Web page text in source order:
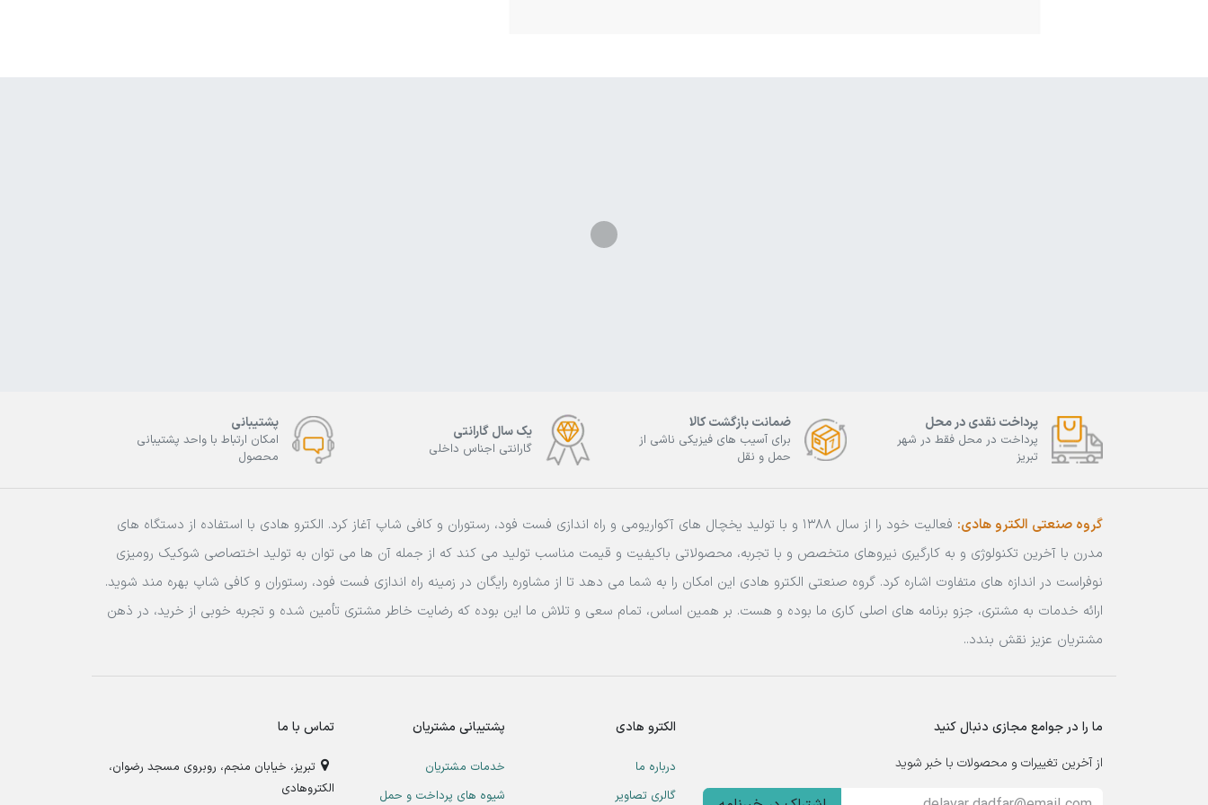
پرداخت نقدی در محل
پرداخت در محل فقط در شهر
تبریز
ضمانت بازگشت کالا
برای آسیب های فیزیکی ناشی از
حمل و نقل
یک سال گارانتی
گارانتی اجناس داخلی
پشتیبانی
امکان ارتباط با واحد پشتیبانی
محصول
گروه صنعتی الکترو هادی:
فعالیت خود را از سال 1388 و با تولید یخچال های آکواریومی و راه اندازی فست فود، رستوران و کافی شاپ آغاز کرد. الکترو هادی با استفاده از دستگاه های
مدرن با آخرین تکنولوژی و به کارگیری نیروهای متخصص و با تجربه، محصولاتی باکیفیت و قیمت مناسب تولید می کند که از جمله آن ها می توان به تولید اختصاصی شوکیک رومیزی
نوفراست در اندازه های متفاوت اشاره کرد. گروه صنعتی الکترو هادی این امکان را به شما می دهد تا از مشاوره رایگان در زمینه راه اندازی فست فود، رستوران و کافی شاپ بهره مند شوید.
ارائه خدمات به مشتری، جزو برنامه های اصلی کاری ما بوده و هست. بر همین اساس، تمام سعی و تلاش ما این بوده که رضایت خاطر مشتری تأمین شده و تجربه خوبی از خرید، در ذهن
مشتریان عزیز نقش بندد..
ما را در جوامع مجازی دنبال کنید
از آخرین تغییرات و محصولات با خبر شوید
الکترو هادی
درباره ما
گالری تصاویر
پشتیبانی مشتریان
خدمات مشتریان
شیوه های پرداخت و حمل
تماس با ما
تبریز، خیابان منجم، روبروی مسجد رضوان،
الکتروهادی